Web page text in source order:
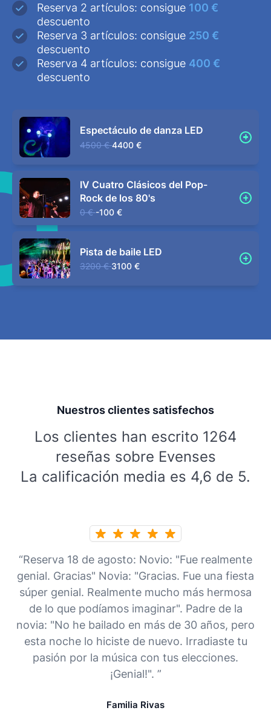
Reserva 2 artículos: consigue 100 €
descuento
Reserva 3 artículos: consigue 250 €
descuento
Reserva 4 artículos: consigue 400 €
descuento
Espectáculo de danza LED
4500 € 4400 €
IV Cuatro Clásicos del Pop-
Rock de los 80's
0 € -100 €
Pista de baile LED
3200 € 3100 €
Nuestros clientes satisfechos
Los clientes han escrito 1264
reseñas sobre Evenses
La calificación media es 4,6 de 5.
“Reserva 18 de agosto: Novio: "Fue realmente
genial. Gracias" Novia: "Gracias. Fue una fiesta
súper genial. Realmente mucho más hermosa
de lo que podíamos imaginar". Padre de la
novia: "No he bailado en más de 30 años, pero
esta noche lo hiciste de nuevo. Irradiaste tu
pasión por la música con tus elecciones.
¡Genial!". ”
Familia Rivas